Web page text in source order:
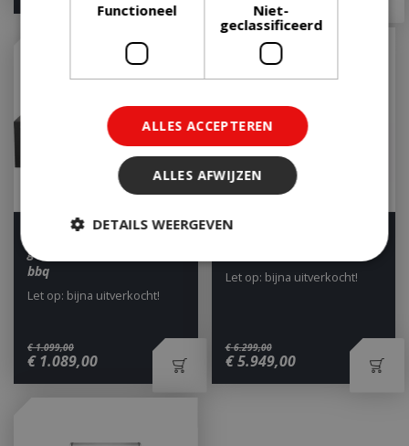
Boretti Ibrido top
gas/houtskool inbouw
bbq
€ 1.099,00
€ 1.089,00
Let op: bijna uitverkocht!
Napoleon Prestige PRO™
€ 6.299,00
€ 5.949,00
Let op: bijna uitverkocht!
Functioneel
Niet-
geclassificeerd
ALLES ACCEPTEREN
ALLES AFWIJZEN
DETAILS WEERGEVEN
Strikt noodzakelijk
Niet-geclassificeerd
Strikt noodzakelijke cookies maken de
kernfunctionaliteiten van de website mogelijk,
de strikt noodzakelijke cookies.